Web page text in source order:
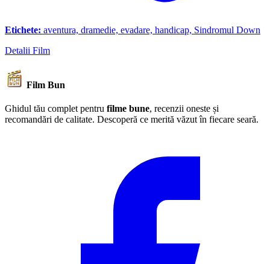
Etichete: aventura, dramedie, evadare, handicap, Sindromul Down
Detalii Film
Film Bun
Ghidul tău complet pentru filme bune, recenzii oneste și
recomandări de calitate. Descoperă ce merită văzut în fiecare seară.